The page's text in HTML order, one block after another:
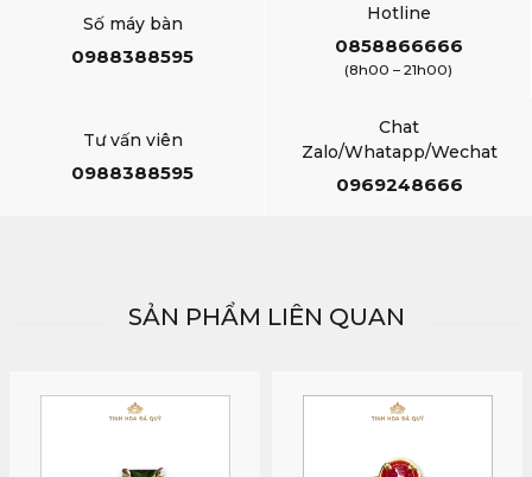
Số máy bàn
0988388595
Hotline
0858866666
(8h00 – 21h00)
Tư vấn viên
0988388595
Chat
Zalo/Whatapp/Wechat
0969248666
SẢN PHẨM LIÊN QUAN